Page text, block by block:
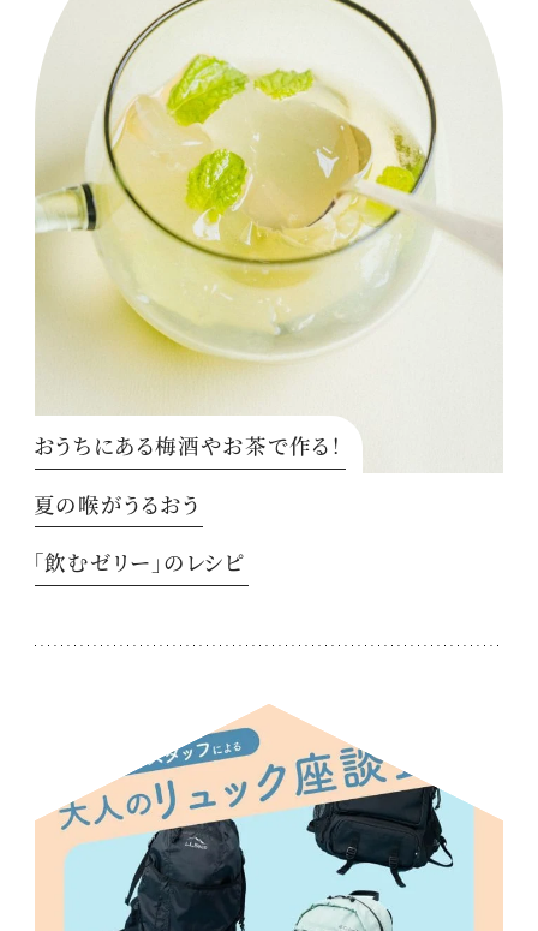
おうちにある梅酒やお茶で作る！
夏の喉がうるおう
「飲むゼリー」のレシピ